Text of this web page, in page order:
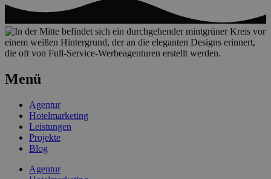
Menü
Agentur
Hotelmarketing
Leistungen
Projekte
Blog
Agentur